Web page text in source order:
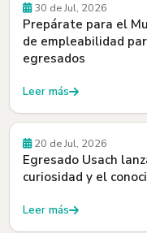
30 de Jul, 2026
Prepárate para el
de empleabilidad
egresados
Leer más
Egresados y Egresadas
20 de Jul, 2026
Egresado Usach
curiosidad y el
Leer más